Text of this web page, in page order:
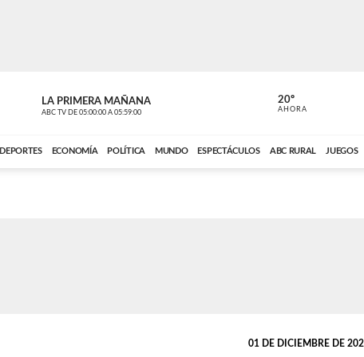
LA PRIMERA MAÑANA
ABC TV DE 05:00:00 A 05:59:00 ABC CARDINAL
20º
AHORA
DEPORTES ECONOMÍA POLÍTICA MUNDO ESPECTÁCULOS ABC RURAL JUEGOS
01 DE DICIEMBRE DE